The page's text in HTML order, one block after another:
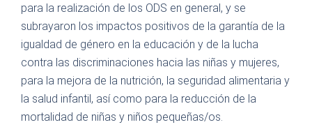
para la realización de los ODS en general, y se
subrayaron los impactos positivos de la garantía de la
igualdad de género en la educación y de la lucha
contra las discriminaciones hacia las niñas y mujeres,
para la mejora de la nutrición, la seguridad alimentaria y
la salud infantil, así como para la reducción de la
mortalidad de niñas y niños pequeñas/os.